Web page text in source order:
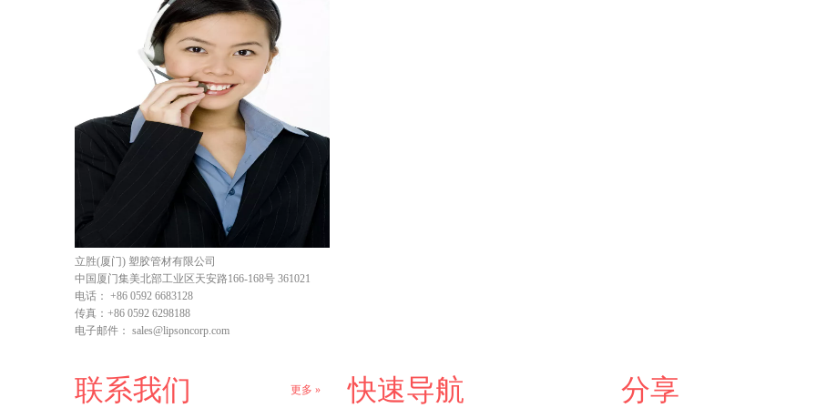
立胜(厦门) 塑胶管材有限公司
中国厦门集美北部工业区天安路166-168号 361021
电话： +86 0592 6683128
传真： +86 0592 6298188
电子邮件： sales@lipsoncorp.com
联系我们 更多 » 快速导航 分享